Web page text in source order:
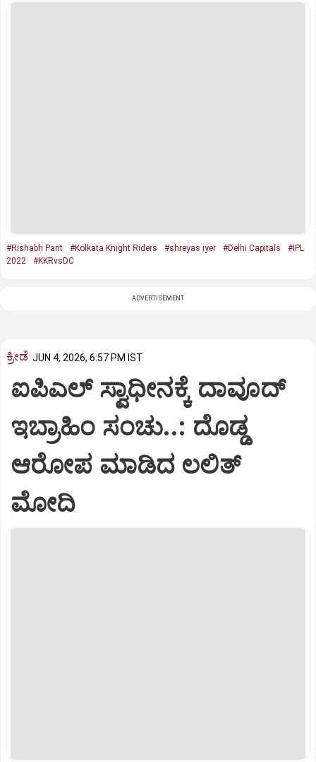
#Rishabh Pant #Kolkata Knight Riders #shreyas iyer #Delhi Capitals
#IPL
2022
#KKRvsDC
ADVERTISEMENT
ಕ್ರೀಡೆ JUN 4, 2026, 6:57 PM IST
ಐಪಿಎಲ್ ಸ್ವಾಧೀನಕ್ಕೆ ದಾವೂದ್
ಇಬ್ರಾಹಿಂ ಸಂಚು..: ದೊಡ್ಡ
ಆರೋಪ ಮಾಡಿದ ಲಲಿತ್‌
ಮೋದಿ